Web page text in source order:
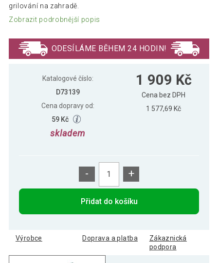
grilování na zahradě.
Zobrazit podrobnější popis
ODESÍLÁME BĚHEM 24 HODIN!
Katalogové číslo:
D73139
Cena dopravy od:
59 Kč
skladem
1 909 Kč
Cena bez DPH
1 577,69 Kč
- +
Přidat do košíku
Výrobce Doprava a platba
Zákaznická
podpora